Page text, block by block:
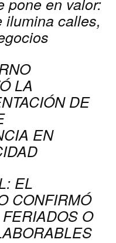
ilumina calles,
LA
DE
EN
EL
CONFIRMÓ
O